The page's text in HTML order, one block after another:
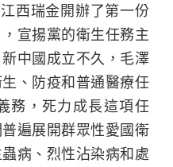
西瑞金開辦了第一份
宣揚黨的衛生任務主
中國成立不久，毛澤
、防疫和普通醫療任
務，死力成長這項任
遍展開群眾性愛國衛
病、烈性沾染病和處